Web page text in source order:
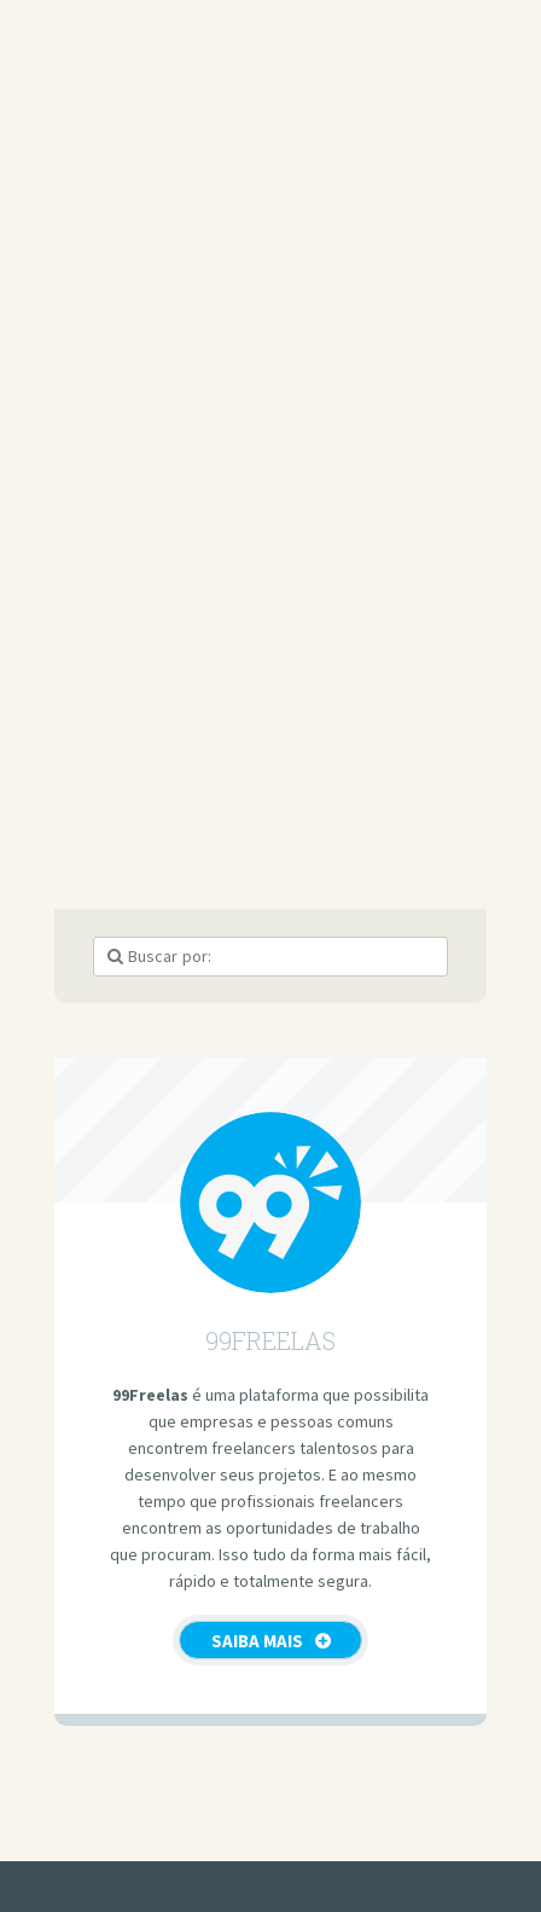
99FREELAS
99Freelas é uma plataforma que possibilita
que empresas e pessoas comuns
encontrem freelancers talentosos para
desenvolver seus projetos. E ao mesmo
tempo que profissionais freelancers
encontrem as oportunidades de trabalho
que procuram. Isso tudo da forma mais fácil,
rápido e totalmente segura.
SAIBA MAIS